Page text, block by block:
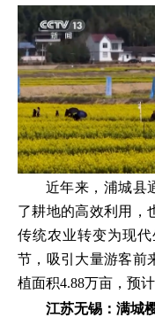
近年来，浦城县
了耕地的高效利用，
传统农业转变为现
节，吸引大量游客前
植面积4.88万亩，预
江苏无锡：满城